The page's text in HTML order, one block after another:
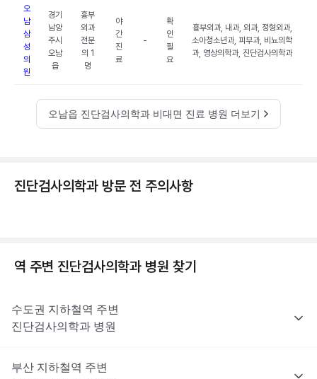
오
남
삼
성
의
원
경기
남양
주시
오남
읍
흉부
외과
전문
의 1
명
야
간
진
료
-
확
인
필
요
흉부외과, 내과, 외과, 정형외과,
소아청소년과, 피부과, 비뇨의학
과, 영상의학과, 진단검사의학과
오남읍 진단검사의학과 비대면 진료 병원 더보기
진단검사의학과 방문 전 주의사항
역 주변 진단검사의학과 병원 찾기
수도권 지하철역 주변
진단검사의학과 병원
부산 지하철역 주변